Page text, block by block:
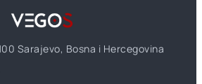
Sarajevo, Bosna i Hercegovina